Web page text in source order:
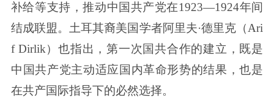
补给等支持，推动中国共产党在1923—1924年间
结成联盟。土耳其裔美国学者阿里夫·德里克（Ari
f Dirlik）也指出，第一次国共合作的建立，既是
中国共产党主动适应国内革命形势的结果，也是
在共产国际指导下的必然选择。